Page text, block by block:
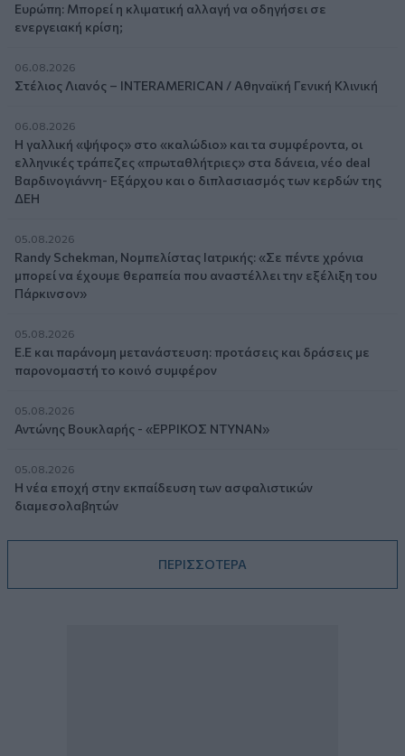
Ευρώπη: Μπορεί η κλιματική αλλαγή να οδηγήσει σε
ενεργειακή κρίση;
06.08.2026
Στέλιος Λιανός – INTERAMERICAN / Αθηναϊκή Γενική Κλινική
06.08.2026
Η γαλλική «ψήφος» στο «καλώδιο» και τα συμφέροντα, οι
ελληνικές τράπεζες «πρωταθλήτριες» στα δάνεια, νέο deal
Βαρδινογιάννη- Εξάρχου και ο διπλασιασμός των κερδών της
ΔΕΗ
05.08.2026
Randy Schekman, Νομπελίστας Ιατρικής: «Σε πέντε χρόνια
μπορεί να έχουμε θεραπεία που αναστέλλει την εξέλιξη του
Πάρκινσον»
05.08.2026
Ε.Ε και παράνομη μετανάστευση: προτάσεις και δράσεις με
παρονομαστή το κοινό συμφέρον
05.08.2026
Αντώνης Βουκλαρής - «ΕΡΡΙΚΟΣ ΝΤΥΝΑΝ»
05.08.2026
Η νέα εποχή στην εκπαίδευση των ασφαλιστικών
διαμεσολαβητών
ΠΕΡΙΣΣΟΤΕΡΑ